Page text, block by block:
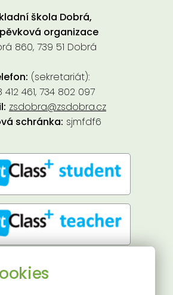
škola Dobrá,
organizace
860, 739 51 Dobrá
(sekretariát):
412 461, 734 802 097
zsdobra@zsdobra.cz
schránka: sjmfdf6
cookies